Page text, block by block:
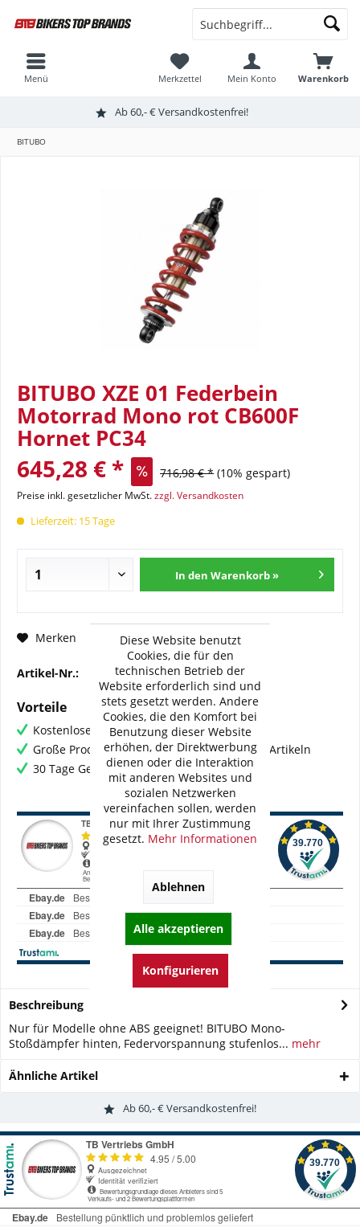
Ab 60,- € Versandkostenfrei!
Warenkorb
Merkzettel Mein Konto
Menü
BITUBO
BITUBO XZE 01 Federbein
Motorrad Mono rot CB600F
Hornet PC34
645,28 € * 716,98 € * (10% gespart)
Preise inkl. gesetzlicher MwSt.zzgl. Versandkosten
Lieferzeit: 15 Tage
In den Warenkorb »
Merken Fragen zum Artikel?
Artikel-Nr.: BI-H0090-XZE01
Vorteile
Kostenloser Versand ab € 60,- Bestellwert
Große Produktauswahl mit mehr als 80.000 Artikeln
30 Tage Geld-Zurück-Garantie
Beschreibung
Nur für Modelle ohne ABS geeignet! BITUBO Mono-
Stoßdämpfer hinten, Federvorspannung stufenlos... mehr
Ähnliche Artikel
Ab 60,- € Versandkostenfrei!
Diese Website benutzt
Cookies, die für den
technischen Betrieb der
Website erforderlich sind und
stets gesetzt werden. Andere
Cookies, die den Komfort bei
Benutzung dieser Website
erhöhen, der Direktwerbung
dienen oder die Interaktion
mit anderen Websites und
sozialen Netzwerken
vereinfachen sollen, werden
nur mit Ihrer Zustimmung
gesetzt. Mehr Informationen
Ablehnen
Alle akzeptieren
Konfigurieren